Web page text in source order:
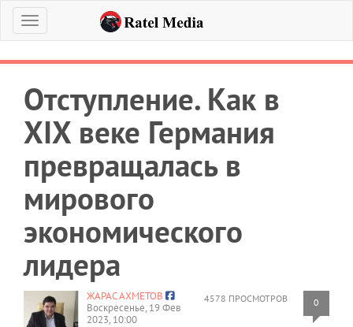
Меню
Отступление. Как в
XIX веке Германия
превращалась в
мирового
экономического
лидера
4578 ПРОСМОТРОВ 0
ЖАРАС АХМЕТОВ
Воскресенье, 19 Фев
2023, 10:00